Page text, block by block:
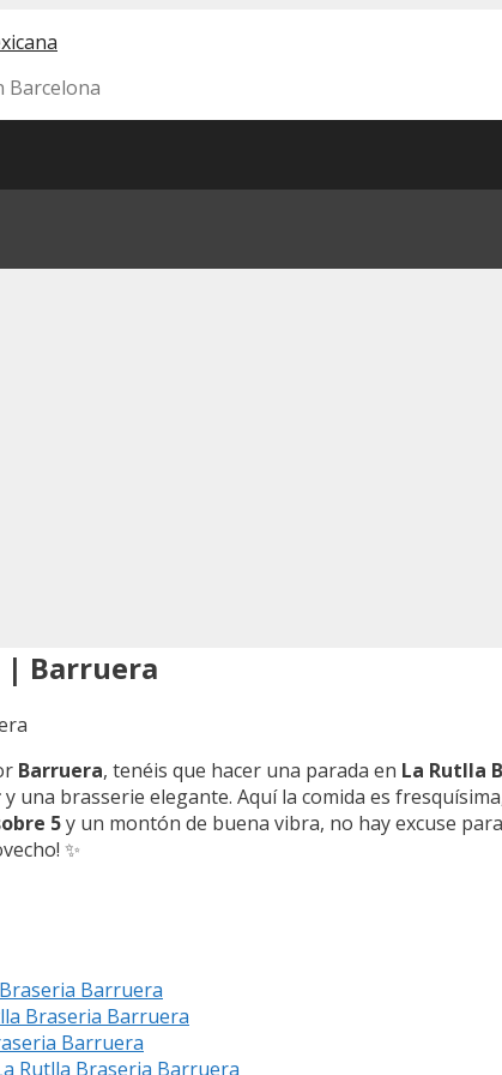
Barcelona
| Barruera
Barruera, tenéis que hacer una parada en La Rutlla
y una brasserie elegante. Aquí la comida es
5y un montón de buena vibra, no hay excuse
️✨
Barruera
Braseria Barruera
Barruera
Rutlla Braseria Barruera